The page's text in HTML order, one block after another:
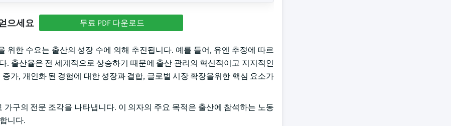
으세요 무료 PDF 다운로드
한 수요는 출산의 성장 수에 의해 추진됩니다. 예를 들어, 유엔 추정에 따르
. 출산율은 전 세계적으로 상승하기 때문에 출산 관리의 혁신적이고 지지적인
가, 개인화 된 경험에 대한 성장과 결합, 글로벌 시장 확장을위한 핵심 요소가
구의 전문 조각을 나타냅니다. 이 의자의 주요 목적은 출산에 참석하는 노동
니다.